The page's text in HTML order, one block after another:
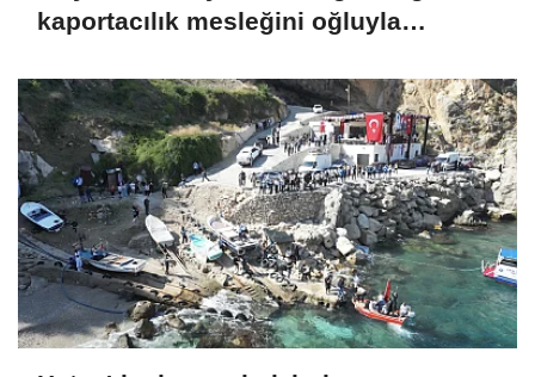
kaportacılık mesleğini oğluyla